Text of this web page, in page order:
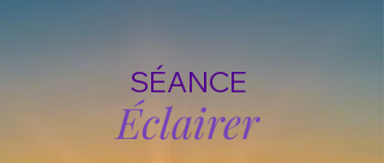
Éclairer
SÉANCE